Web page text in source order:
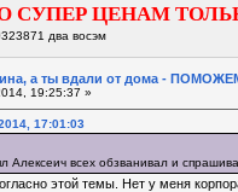
СУПЕР ЦЕНАМ
два восэм
а ты вдали от дома -
19:25:37 »
17:01:03
Алексеич всех обзванивал и
этой темы. Нет у меня